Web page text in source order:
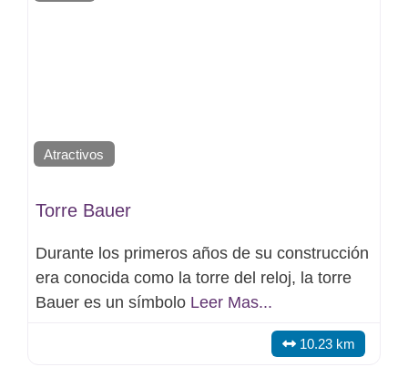
Atractivos
Torre Bauer
Durante los primeros años de su construcción
era conocida como la torre del reloj, la torre
Bauer es un símbolo Leer Mas...
10.23 km